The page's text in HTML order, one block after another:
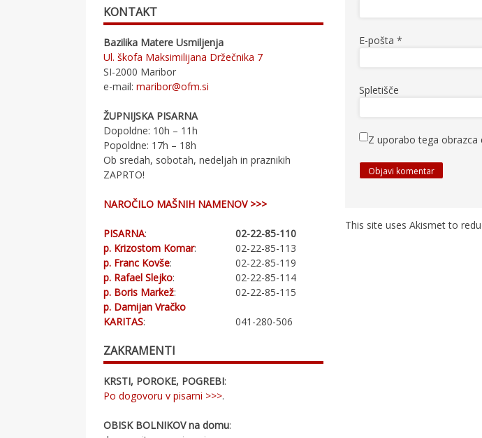
E-pošta *
Spletišče
Z uporabo tega
This site uses Akismet to
KONTAKT
Bazilika Matere Usmiljenja
Ul. škofa Maksimilijana Držečnika 7
SI-2000 Maribor
e-mail:maribor@ofm.si
ŽUPNIJSKA PISARNA
Dopoldne: 10h – 11h
Popoldne: 17h – 18h
Ob sredah, sobotah, nedeljah in praznikih
ZAPRTO!
NAROČILO MAŠNIH NAMENOV >>>
PISARNA:
02-22-85-110
p. Krizostom Komar:
02-22-85-113
p. Franc Kovše:
02-22-85-119
p. Rafael Slejko:
02-22-85-114
p. Boris Markež:
02-22-85-115
p. Damijan Vračko
KARITAS: 041-280-506
ZAKRAMENTI
KRSTI, POROKE, POGREBI:
Po dogovoru v pisarni >>>.
OBISK BOLNIKOV na domu: